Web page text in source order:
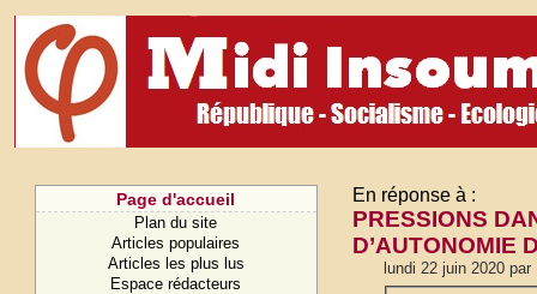
Page d'accueil
Plan du site
Articles populaires
Articles les plus lus
Espace rédacteurs
En réponse à :
PRESSIONS
D’AUTONOMIE
lundi 22 juin 2020